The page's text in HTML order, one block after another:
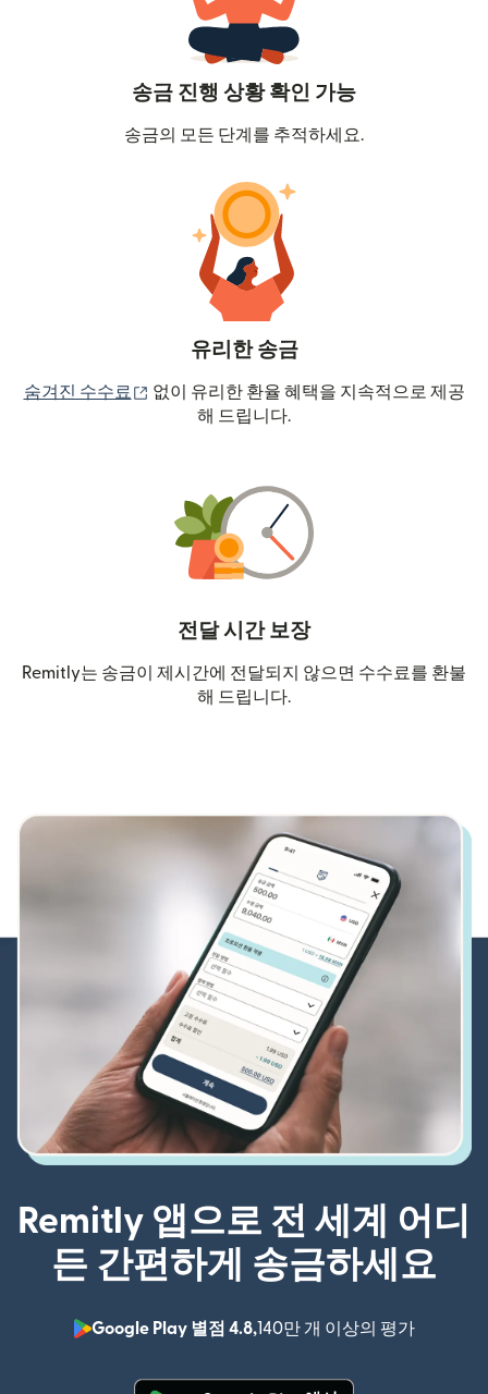
송금 진행 상황 확인 가능
송금의 모든 단계를 추적하세요.
유리한 송금
숨겨진 수수료 (새 창에서 열림)
없이 유리한 환율 혜택을 지속적으로 제공
해 드립니다.
전달 시간 보장
Remitly는 송금이 제시간에 전달되지 않으면 수수료를 환불
해 드립니다.
Remitly 앱으로 전 세계 어디
든 간편하게 송금하세요
Google Play 별점 4.8,140만 개 이상의 평가